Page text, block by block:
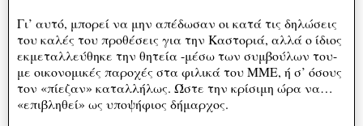
Γι’ αυτό, μπορεί να μην απέδωσαν οι κατά τις δηλώσεις
του καλές του προθέσεις για την Καστοριά, αλλά ο ίδιος
εκμεταλλεύθηκε την θητεία -μέσω των συμβούλων του-
με οικονομικές παροχές στα φιλικά του ΜΜΕ, ή σ’ όσους
τον «πίεζαν» καταλλήλως. Ώστε την κρίσιμη ώρα να…
«επιβληθεί» ως υποψήφιος δήμαρχος.